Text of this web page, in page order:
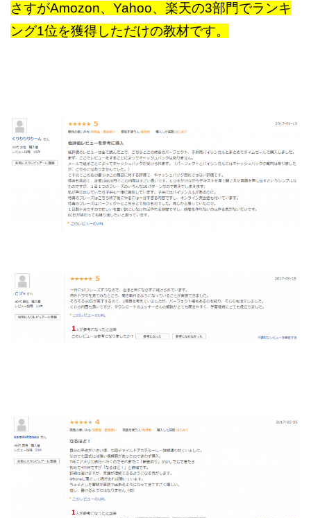
さすがAmozon、Yahoo、楽天の3部門でランキ
ング1位を獲得しただけの教材です。